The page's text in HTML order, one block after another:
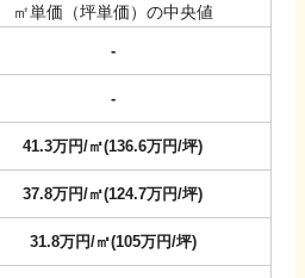
㎡単価（坪単価）の中央値
-
-
41.3万円/㎡(136.6万円/坪)
37.8万円/㎡(124.7万円/坪)
31.8万円/㎡(105万円/坪)